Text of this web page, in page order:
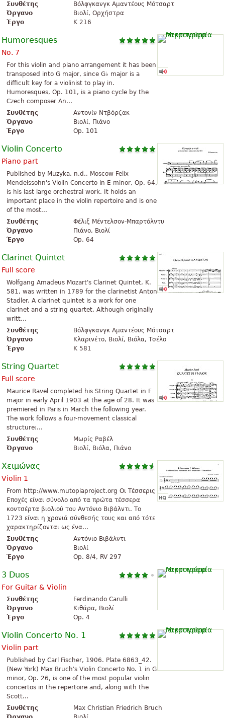
Συνθέτης
Βόλφγκανγκ Αμαντέους Μότσαρτ
Όργανο
Βιολί, Ορχήστρα
Έργο
K 216
Humoresques
No. 7
For this violin and piano arrangement it has been
transposed into G major, since G♭ major is a
difficult key for a violinist to play in.
Humoresques, Op. 101, is a piano cycle by the
Czech composer An...
Συνθέτης
Αντονίν Ντβόρζακ
Όργανο
Βιολί, Πιάνο
Έργο
Op. 101
Violin Concerto
Piano part
Published by Muzyka, n.d., Moscow Felix
Mendelssohn's Violin Concerto in E minor, Op. 64,
is his last large orchestral work. It holds an
important place in the violin repertoire and is one
of the most...
Συνθέτης
Φέλιξ Μέντελσον-Μπαρτόλντυ
Όργανο
Πιάνο, Βιολί
Έργο
Op. 64
Clarinet Quintet
Full score
Wolfgang Amadeus Mozart's Clarinet Quintet, K.
581, was written in 1789 for the clarinetist Anton
Stadler. A clarinet quintet is a work for one
clarinet and a string quartet. Although originally
writt...
Συνθέτης
Βόλφγκανγκ Αμαντέους Μότσαρτ
Όργανο
Κλαρινέτο, Βιολί, Βιόλα, Τσέλο
Έργο
K 581
String Quartet
Full score
Maurice Ravel completed his String Quartet in F
major in early April 1903 at the age of 28. It was
premiered in Paris in March the following year.
The work follows a four-movement classical
structure:...
Συνθέτης
Μωρίς Ραβέλ
Όργανο
Βιολί, Βιόλα, Πιάνο
Χειμώνας
Violin 1
From http://www.mutopiaproject.org Οι Τέσσερις
Εποχές είναι σύνολο από τα πρώτα τέσσερα
κοντσέρτα βιολιού του Αντόνιο Βιβάλντι. Το
1723 είναι η χρονιά σύνθεσής τους και από τότε
χαρακτηρίζονται ως ένα...
Συνθέτης
Αντόνιο Βιβάλντι
Όργανο
Βιολί
Έργο
Op. 8/4, RV 297
3 Duos
For Guitar & Violin
Συνθέτης
Ferdinando Carulli
Όργανο
Κιθάρα, Βιολί
Έργο
Op. 4
Violin Concerto No. 1
Violin part
Published by Carl Fischer, 1906. Plate 6863_42.
(New York) Max Bruch's Violin Concerto No. 1 in G
minor, Op. 26, is one of the most popular violin
concertos in the repertoire and, along with the
Scott...
Συνθέτης
Max Christian Friedrich Bruch